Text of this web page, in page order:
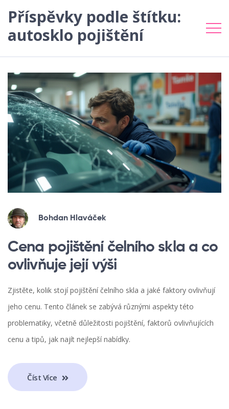
Příspěvky podle štítku:
autosklo pojištění
Bohdan Hlaváček
Cena pojištění čelního skla a co
ovlivňuje její výši
Zjistěte, kolik stojí pojištění čelního skla a jaké faktory ovlivňují
jeho cenu. Tento článek se zabývá různými aspekty této
problematiky, včetně důležitosti pojištění, faktorů ovlivňujících
cenu a tipů, jak najít nejlepší nabídky.
Číst Více